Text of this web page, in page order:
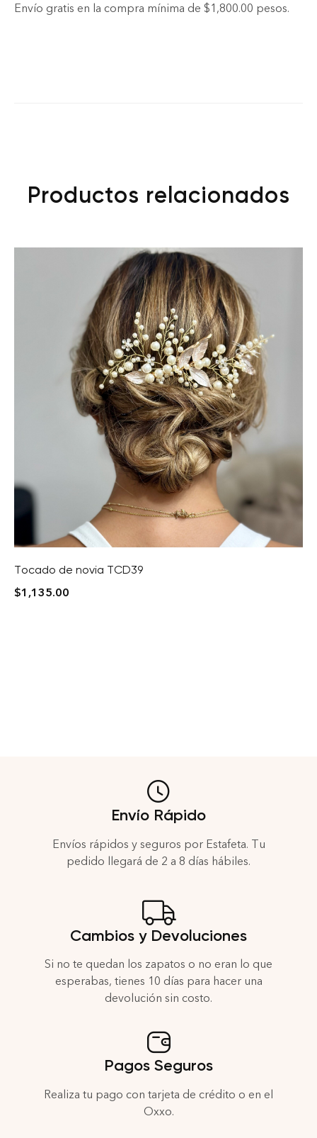
Envío gratis en la compra mínima de $1,800.00 pesos.
Productos relacionados
Tocado de novia TCD39
$1,135.00
Envío Rápido
Envíos rápidos y seguros por Estafeta. Tu
pedido llegará de 2 a 8 días hábiles.
Cambios y Devoluciones
Si no te quedan los zapatos o no eran lo que
esperabas, tienes 10 días para hacer una
devolución sin costo.
Pagos Seguros
Realiza tu pago con tarjeta de crédito o en el
Oxxo.